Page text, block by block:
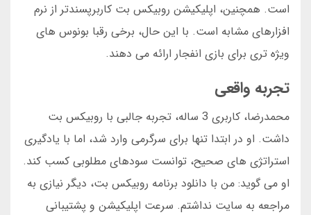
است. همچنین، اپلیکیشن روبیکس بت کاربرپسندتر از نرم
افزارهای مشابه است. با این حال، برخی رقبا بونوس های
ویژه تری برای بازی انفجار ارائه می دهند.
تجربه واقعی
محمدرضا، کاربری 3 ساله، تجربه جالبی با روبیکس بت
داشت. او در ابتدا تنها برای سرگرمی وارد شد، اما با یادگیری
استراتژی های صحیح، توانست سودهای مطلوبی کسب کند.
او می گوید: من با دانلود برنامه روبیکس بت، دیگر نیازی به
مراجعه به سایت نداشتم. سرعت اپلیکیشن و پشتیبانی